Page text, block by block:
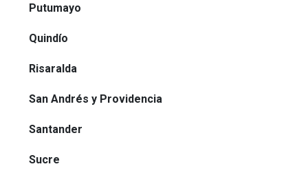
Putumayo
Quindío
Risaralda
San Andrés y Providencia
Santander
Sucre